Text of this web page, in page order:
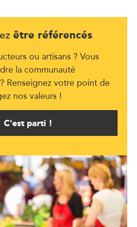
être référencés
ou artisans ? Vous
la communauté
Renseignez votre point de
nos valeurs !
C'est parti !